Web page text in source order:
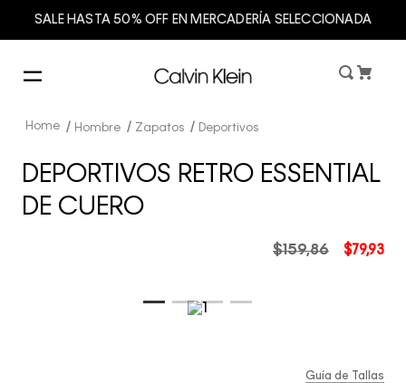
SALE HASTA 50% OFF EN MERCADERÍA SELECCIONADA
Hombre Zapatos Deportivos
DEPORTIVOS RETRO ESSENTIAL
DE CUERO
$79,93
$159,86
Guía de Tallas